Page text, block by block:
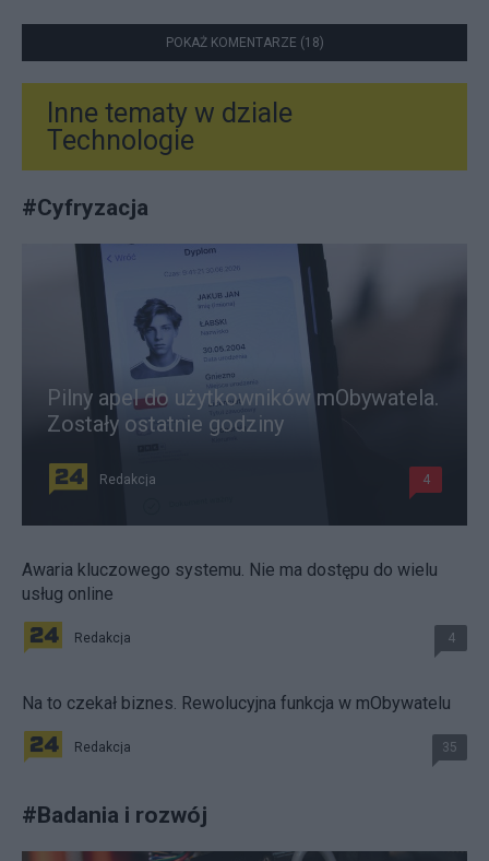
POKAŻ KOMENTARZE (18)
Inne tematy w dziale
Technologie
#Cyfryzacja
Pilny apel do użytkowników mObywatela.
Zostały ostatnie godziny
Redakcja 4
Awaria kluczowego systemu. Nie ma dostępu do wielu
usług online
Redakcja 4
Na to czekał biznes. Rewolucyjna funkcja w mObywatelu
Redakcja 35
#Badania i rozwój